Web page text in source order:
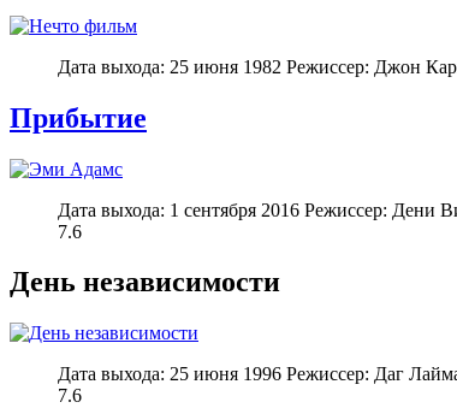
Дата выхода: 25 июня 1982 Режиссер: Джон
Прибытие
Дата выхода: 1 сентября 2016 Режиссер:
7.6
День независимости
Дата выхода: 25 июня 1996 Режиссер: Даг
7.6